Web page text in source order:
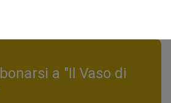
a "Il Vaso di